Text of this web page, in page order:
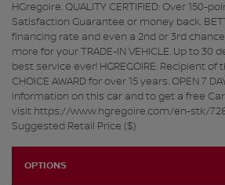
HGregoire. QUALITY CERTIFIED: Over 150-
Satisfaction Guarantee or money back.
financing rate and even a 2nd or 3rd
more for your TRADE-IN VEHICLE. Up to 30
best service ever! HGREGOIRE: Recipient of
CHOICE AWARD for over 15 years. OPEN 7
information on this car and to get a free
visit https://www.hgregoire.com/en-stk/
Suggested Retail Price ($)
OPTIONS